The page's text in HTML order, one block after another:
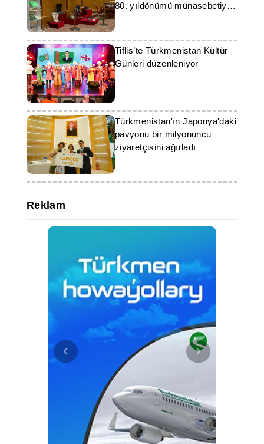
80. yıldönümü münasebetiyle
sergi açildi
Tiflis’te Türkmenistan Kültür
Günleri düzenleniyor
Türkmenistan'ın Japonya'daki
pavyonu bir milyonuncu
ziyaretçisini ağırladı
Reklam